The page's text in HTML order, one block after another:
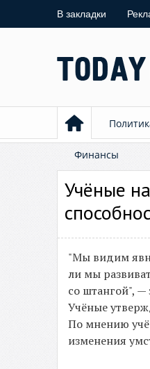
В закладки
Финансы
Учёные
"Мы видим
ли мы
со штангой", —
Учёные
По мнению
изменения